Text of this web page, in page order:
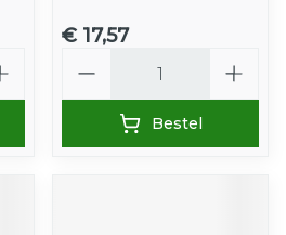
€ 17,57
Bestel